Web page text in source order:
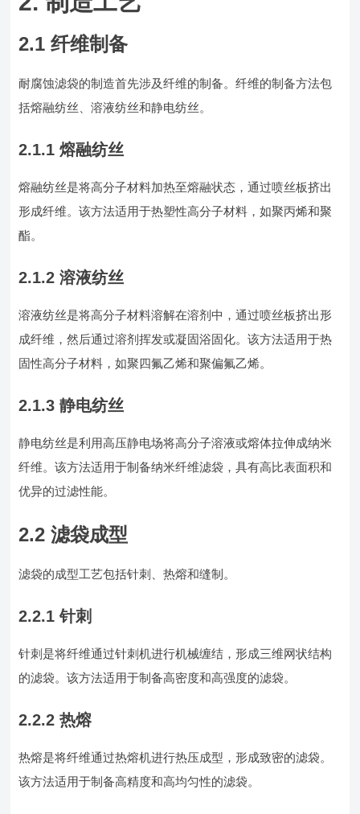
2.1 纤维制备
耐腐蚀滤袋的制造首先涉及纤维的制备。纤维的制备方法包
括熔融纺丝、溶液纺丝和静电纺丝。
2.1.1 熔融纺丝
熔融纺丝是将高分子材料加热至熔融状态，通过喷丝板挤出
形成纤维。该方法适用于热塑性高分子材料，如聚丙烯和聚
酯。
2.1.2 溶液纺丝
溶液纺丝是将高分子材料溶解在溶剂中，通过喷丝板挤出形
成纤维，然后通过溶剂挥发或凝固浴固化。该方法适用于热
固性高分子材料，如聚四氟乙烯和聚偏氟乙烯。
2.1.3 静电纺丝
静电纺丝是利用高压静电场将高分子溶液或熔体拉伸成纳米
纤维。该方法适用于制备纳米纤维滤袋，具有高比表面积和
优异的过滤性能。
2.2 滤袋成型
滤袋的成型工艺包括针刺、热熔和缝制。
2.2.1 针刺
针刺是将纤维通过针刺机进行机械缠结，形成三维网状结构
的滤袋。该方法适用于制备高密度和高强度的滤袋。
2.2.2 热熔
热熔是将纤维通过热熔机进行热压成型，形成致密的滤袋。
该方法适用于制备高精度和高均匀性的滤袋。